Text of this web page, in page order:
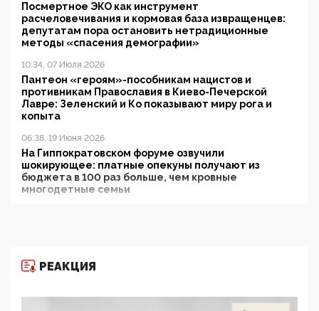
Посмертное ЭКО как инструмент
расчеловечивания и кормовая база извращенцев:
депутатам пора остановить нетрадиционные
методы «спасения демографии»
10:34, 07 Июля 2026
Пантеон «героям»-пособникам нацистов и
противникам Православия в Киево-Печерской
Лавре: Зеленский и Ко показывают миру рога и
копыта
06:38, 19 Июня 2026
На Гиппократовском форуме озвучили
шокирующее: платные опекуны получают из
бюджета в 100 раз больше, чем кровные
многодетные семьи
11:53, 09 Июня 2026
деятельность ИИТО ЮНЕСКО в России, но
РЕАКЦИЯ